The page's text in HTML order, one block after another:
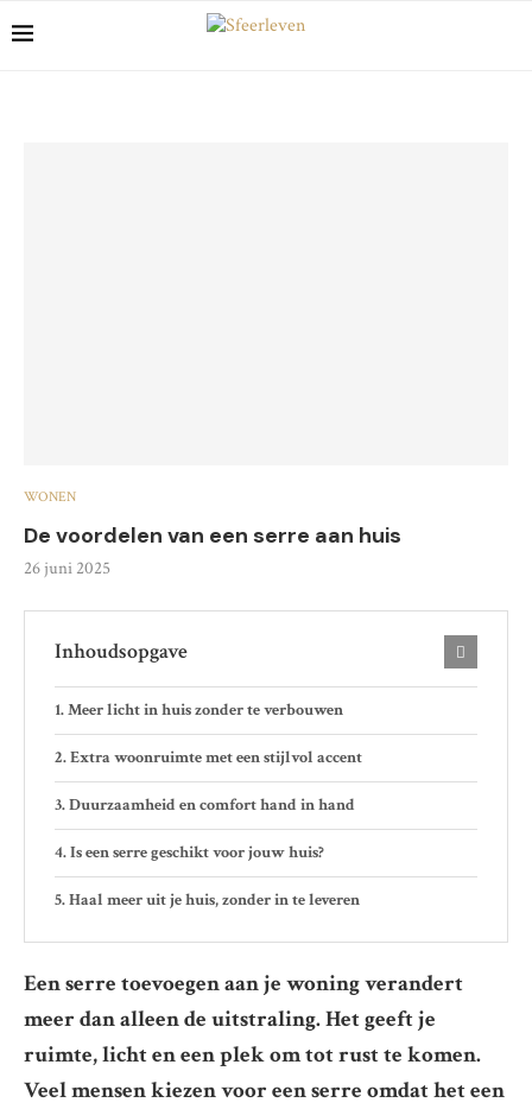
WONEN
De voordelen van een serre aan huis
26 juni 2025
Inhoudsopgave
Meer licht in huis zonder te verbouwen
Extra woonruimte met een stijlvol accent
Duurzaamheid en comfort hand in hand
Is een serre geschikt voor jouw huis?
Haal meer uit je huis, zonder in te leveren
Een serre toevoegen aan je woning verandert
meer dan alleen de uitstraling. Het geeft je
ruimte, licht en een plek om tot rust te komen.
Veel mensen kiezen voor een serre omdat het een